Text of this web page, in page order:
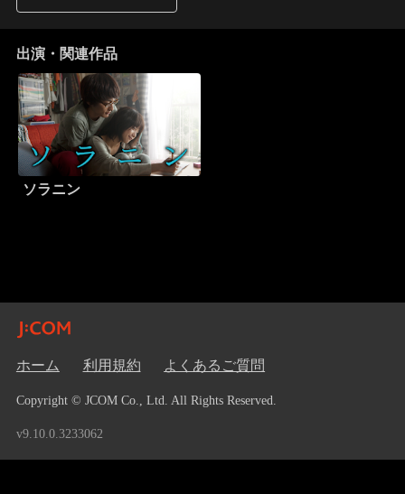
出演・関連作品
ソラニン
ホーム 利用規約 よくあるご質問
Copyright © JCOM Co., Ltd. All Rights Reserved.
v9.10.0.3233062